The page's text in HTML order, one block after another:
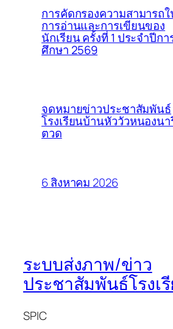
การคัดกรองความสามารถ
การอ่านและการเขียนของ
นักเรียน ครั้งที่ 1 ประจำปีกา
ศึกษา 2569
จดหมายข่าวประชาสัมพันธ์
โรงเรียนบ้านหัววัวหนองน
ตวด
6 สิงหาคม 2026
ระบบส่งภาพ/ข่าว
ประชาสัมพันธ์โรงเ
SPIC